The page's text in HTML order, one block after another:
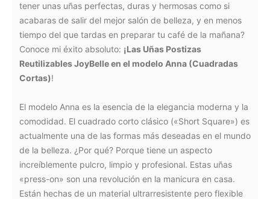
tener unas uñas perfectas, duras y hermosas como si
acabaras de salir del mejor salón de belleza, y en menos
tiempo del que tardas en preparar tu café de la mañana?
Conoce mi éxito absoluto: ¡Las Uñas Postizas
Reutilizables JoyBelle en el modelo Anna (Cuadradas
Cortas)!
El modelo Anna es la esencia de la elegancia moderna y la
comodidad. El cuadrado corto clásico («Short Square») es
actualmente una de las formas más deseadas en el mundo
de la belleza. ¿Por qué? Porque tiene un aspecto
increíblemente pulcro, limpio y profesional. Estas uñas
«press-on» son una revolución en la manicura en casa.
Están hechas de un material ultrarresistente pero flexible